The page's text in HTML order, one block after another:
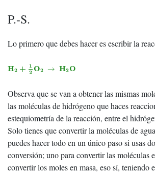
P.-S.
Lo primero que debes hacer es escribir la
H2 + 1
2 O2 → H2O
H2 O 2 O
Observa que se van a obtener las mismas
las moléculas de hidrógeno que haces
estequiometría de la reacción, entre el
Solo tienes que convertir la moléculas de
puedes hacer todo en un único paso si usas
conversión; uno para convertir las moléculas
convertir los moles en masa, eso sí, teniendo